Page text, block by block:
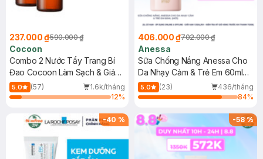
237.000 ₫590.000 ₫
Cocoon
Combo 2 Nước Tẩy Trang Bí
Đao Cocoon Làm Sạch & Giảm
Dầu 500ml
5.0 (57)
1.6k/tháng
12%
406.000 ₫702.000 ₫
Anessa
Sữa Chống Nắng Anessa Cho
Da Nhạy Cảm & Trẻ Em 60ml
(Mới)
5.0 (23)
436/tháng
84%
-40 % -58%